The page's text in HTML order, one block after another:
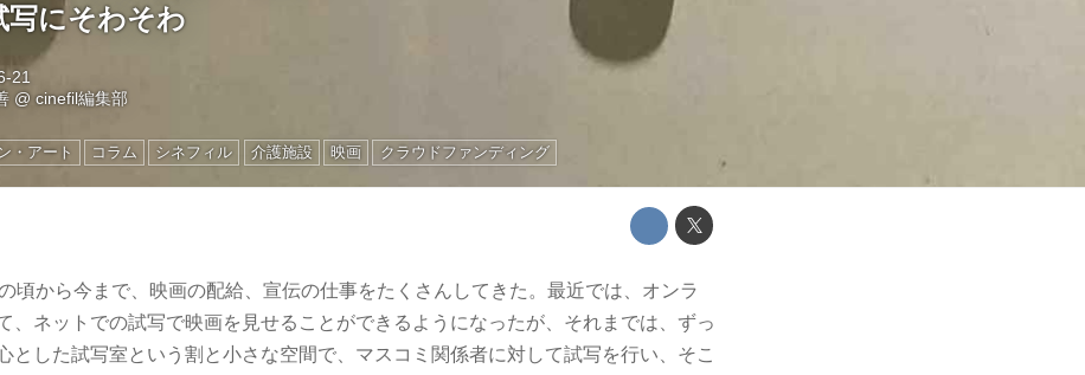
写にそわそわ
21
@cinefil編集部
・アート コラム シネフィル 介護施設 映画 クラウドファンディング
頃から今まで、映画の配給、宣伝の仕事をたくさんしてきた。最近では、オンラ
、ネットでの試写で映画を見せることができるようになったが、それまでは、ずっ
とした試写室という割と小さな空間で、マスコミ関係者に対して試写を行い、そこ